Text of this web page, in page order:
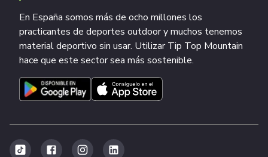
En España somos más de ocho millones los
practicantes de deportes outdoor y muchos tenemos
material deportivo sin usar. Utilizar Tip Top Mountain
hace que este sector sea más sostenible.